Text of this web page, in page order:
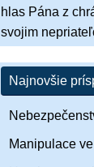
hlas Pána z
svojim
Najnovšie
Manipulace